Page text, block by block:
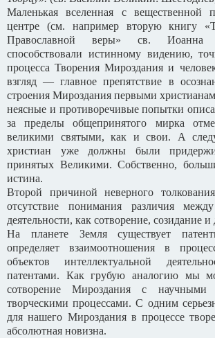
Маленькая вселенная с вещественной
центре (см. например вторую книгу
Православной веры» св. Иоанна
способствовали истинному видению,
процесса Творения Мироздания и
взгляд — главное препятствие в
строения Мироздания первыми
неясные и противоречивые попытки
за пределы общепринятого мирка
великими святыми, как и свои. А
христиан уже должны были
принятых Великими. Собственно,
истина.
Второй причиной неверного
отсутствие понимания различия
деятельности, как сотворение, созидание и
На планете Земля существует
определяет взаимоотношения в
объектов интеллектуальной
патентами. Как грубую аналогию мы
сотворение Мироздания с научными
творческими процессами. С одним
для нашего Мироздания в процессе
абсолютная новизна.